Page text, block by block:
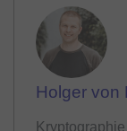
Holger von
Kryptographie